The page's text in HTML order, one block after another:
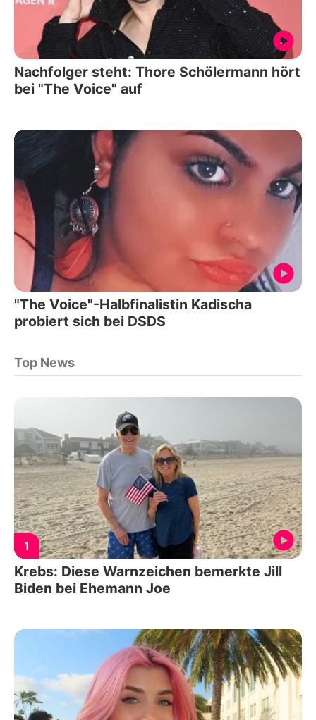
Nachfolger steht: Thore Schölermann hört
bei "The Voice" auf
"The Voice"-Halbfinalistin Kadischa
probiert sich bei DSDS
Top News
1
Krebs: Diese Warnzeichen bemerkte Jill
Biden bei Ehemann Joe